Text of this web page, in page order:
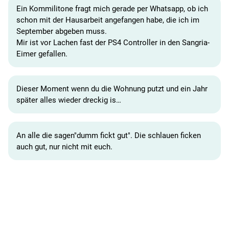
Ein Kommilitone fragt mich gerade per Whatsapp, ob ich
schon mit der Hausarbeit angefangen habe, die ich im
September abgeben muss.
Mir ist vor Lachen fast der PS4 Controller in den Sangria-
Eimer gefallen.
Dieser Moment wenn du die Wohnung putzt und ein Jahr
später alles wieder dreckig is…
An alle die sagen"dumm fickt gut". Die schlauen ficken
auch gut, nur nicht mit euch.